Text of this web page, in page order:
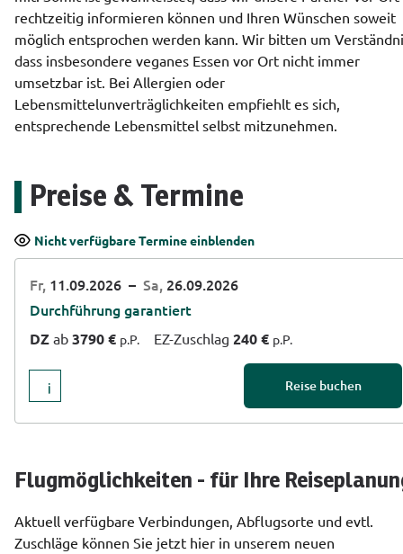
rechtzeitig informieren können und Ihren Wünschen soweit
möglich entsprochen werden kann. Wir bitten um
dass insbesondere veganes Essen vor Ort nicht immer
umsetzbar ist. Bei Allergien oder
Lebensmittelunverträglichkeiten empfiehlt es sich,
entsprechende Lebensmittel selbst mitzunehmen.
Preise & Termine
Nicht verfügbare Termine einblenden
Fr, 11.09.2026 – Sa, 26.09.2026
Durchführung garantiert
DZ ab 3790 € p.P. EZ-Zuschlag 240 € p.P.
Reise buchen
Flugmöglichkeiten - für Ihre
Aktuell verfügbare Verbindungen, Abflugsorte und evtl.
Zuschläge können Sie jetzt hier in unserem neuen